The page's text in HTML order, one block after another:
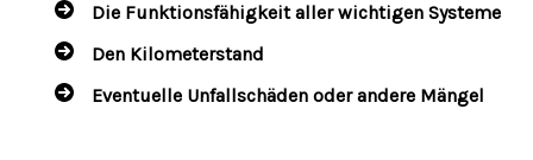
Die Funktionsfähigkeit aller wichtigen Systeme
Den Kilometerstand
Eventuelle Unfallschäden oder andere Mängel